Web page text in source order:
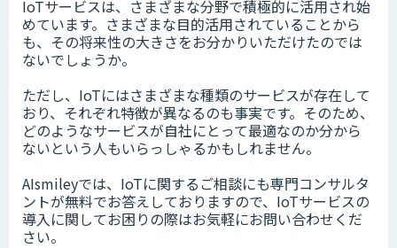
IoTサービスは、さまざまな分野で積極的に活用され始
めています。さまざまな目的活用されていることから
も、その将来性の大きさをお分かりいただけたのでは
ないでしょうか。
ただし、IoTにはさまざまな種類のサービスが存在して
おり、それぞれ特徴が異なるのも事実です。そのため、
どのようなサービスが自社にとって最適なのか分から
ないという人もいらっしゃるかもしれません。
AIsmileyでは、IoTに関するご相談にも専門コンサルタ
ントが無料でお答えしておりますので、IoTサービスの
導入に関してお困りの際はお気軽にお問い合わせくだ
さい。